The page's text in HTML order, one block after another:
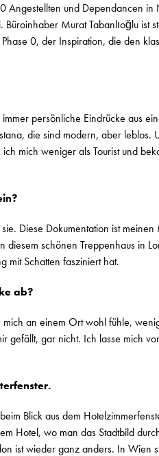
Angestellten und Dependancen in
Murat Tabanlıoğlu ist
0, der Inspiration, die den
persönliche Eindrücke aus
die sind modern, aber leblos.
mich weniger als Tourist und
Diese Dokumentation ist
schönen Treppenhaus in
mit Schatten fasziniert hat.
ab?
an einem Ort wohl fühle,
gefällt, gar nicht. Ich lasse mich
Blick aus dem
Hotel, wo man das Stadtbild
ist wieder ganz anders. In Wien